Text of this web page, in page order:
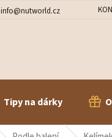
info@nutworld.cz
Tipy na dárky